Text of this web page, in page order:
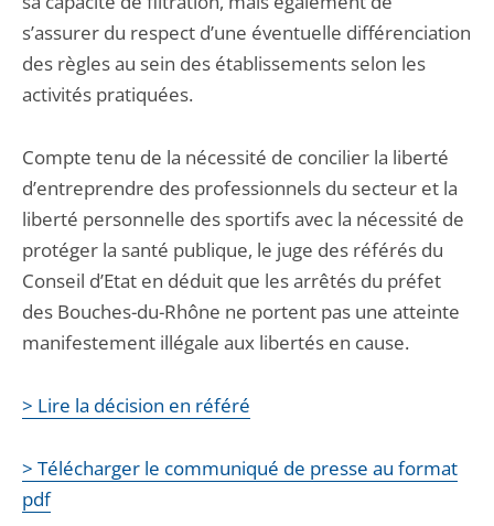
s’assurer du respect d’une éventuelle différenciation
des règles au sein des établissements selon les
activités pratiquées.
Compte tenu de la nécessité de concilier la liberté
d’entreprendre des professionnels du secteur et la
liberté personnelle des sportifs avec la nécessité de
protéger la santé publique, le juge des référés du
Conseil d’Etat en déduit que les arrêtés du préfet
des Bouches-du-Rhône ne portent pas une atteinte
manifestement illégale aux libertés en cause.
> Lire la décision en référé
> Télécharger le communiqué de presse au format
pdf